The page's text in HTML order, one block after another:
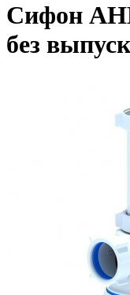
Сифон
без